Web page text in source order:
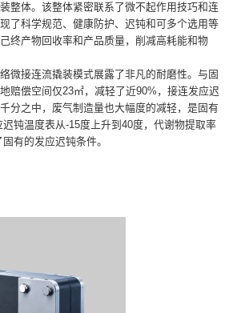
整体。该整体紧密联系了微不起作用技巧和连
了科学规范、健康防护、迟钝和可多个选用等
终产物回收率和产品质量，削减高耗能和物
微接连流撬装模式展露了非凡的耐磨性。与固
赔偿空间仅23㎡，减轻了近90%，接连发应迟
分之中，废气制造量也大幅度的减轻，是固有
钝温度表从-15度上升到40度，代谢物提取率
有的发应迟钝条件。